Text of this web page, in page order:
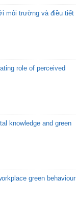
môi trường và điều tiết
role of perceived
knowledge and green
green behaviour